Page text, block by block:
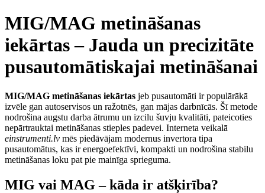
MIG/MAG metināšanas
iekārtas – Jauda un precizitāte
pusautomātiskajai metināšanai
MIG/MAG metināšanas iekārtas jeb pusautomāti ir populārākā
izvēle gan autoservisos un ražotnēs, gan mājas darbnīcās. Šī metode
nodrošina augstu darba ātrumu un izcilu šuvju kvalitāti, pateicoties
nepārtrauktai metināšanas stieples padevei. Interneta veikalā
einstrumenti.lv mēs piedāvājam modernus invertora tipa
pusautomātus, kas ir energoefektīvi, kompakti un nodrošina stabilu
metināšanas loku pat pie mainīga sprieguma.
MIG vai MAG – kāda ir atšķirība?